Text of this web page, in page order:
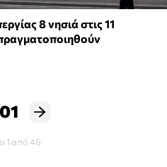
8 νησιά στις 11
01
1 από 46